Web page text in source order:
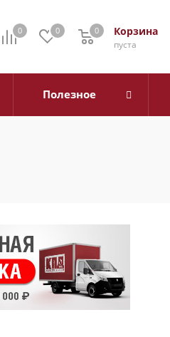
0 0 Корзина
0
пуста
0
Полезное